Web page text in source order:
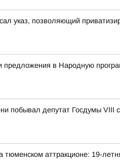
указ, позволяющий
в Народную
побывал депутат Госдумы
аттракционе: 19-